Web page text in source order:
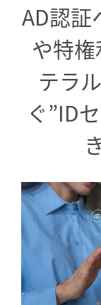
AD認証
や特権
テラ
ぐ”ID